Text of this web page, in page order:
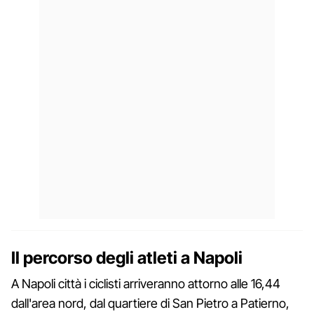
Il percorso degli atleti a Napoli
A Napoli città i ciclisti arriveranno attorno alle 16,44
dall'area nord, dal quartiere di San Pietro a Patierno,